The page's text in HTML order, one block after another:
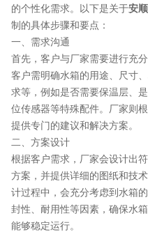
的个性化需求。以下是关于安
制的具体步骤和要点：
一、需求沟通
首先，客户与厂家需要进行充分
客户需明确水箱的用途、尺寸
求等，例如是否需要保温层、
位传感器等特殊配件。厂家则根
提供专门的建议和解决方案。
二、方案设计
根据客户需求，厂家会设计出
方案，并提供详细的图纸和技
计过程中，会充分考虑到水箱
封性、耐用性等因素，确保水
能够稳定运行。